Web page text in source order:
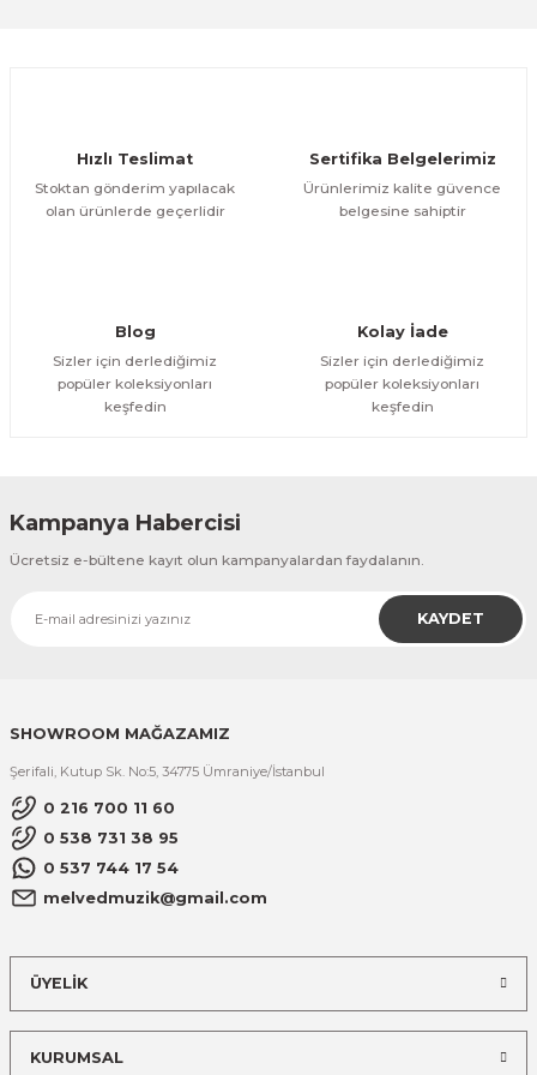
Bu ürüne benzer farklı alternatifler olmalı.
Hızlı Teslimat
Stoktan gönderim yapılacak
olan ürünlerde geçerlidir
Sertifika Belgelerimiz
Ürünlerimiz kalite güvence
belgesine sahiptir
Blog
Sizler için derlediğimiz
popüler koleksiyonları
keşfedin
Kolay İade
Sizler için derlediğimiz
popüler koleksiyonları
keşfedin
Kampanya Habercisi
Ücretsiz e-bültene kayıt olun kampanyalardan faydalanın.
KAYDET
SHOWROOM MAĞAZAMIZ
Şerifali, Kutup Sk. No:5, 34775 Ümraniye/İstanbul
0 216 700 11 60
0 538 731 38 95
0 537 744 17 54
melvedmuzik@gmail.com
ÜYELİK
KURUMSAL